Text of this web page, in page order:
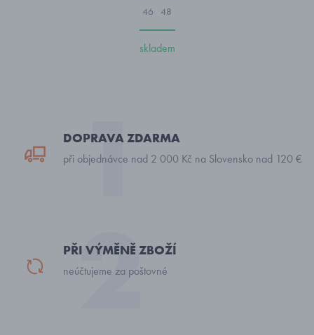
46 48
skladem
DOPRAVA ZDARMA
při objednávce nad 2 000 Kč na Slovensko nad 120 €
PŘI VÝMĚNĚ ZBOŽÍ
neúčtujeme za poštovné